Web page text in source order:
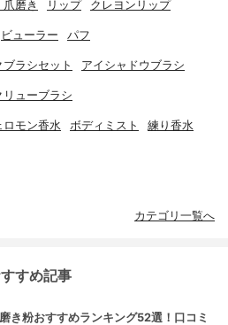
磨き リップ クレヨンリップ
ビューラー パフ
ブラシセット アイシャドウブラシ
リューブラシ
ロモン香水 ボディミスト 練り香水
カテゴリ一覧へ
すめ記事
き粉おすすめランキング52選！口コミ